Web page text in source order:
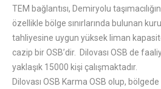
TEM bağlantısı, Demiryolu
özellikle bölge sınırlarında bulunan
tahliyesine uygun yüksek liman
cazip bir OSB’dir. Dilovası OSB de
yaklaşık 15000 kişi çalışmaktadır.
Dilovası OSB Karma OSB olup, bölgede